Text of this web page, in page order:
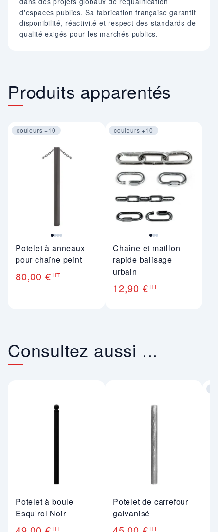
d'espaces publics. Sa fabrication française garantit
disponibilité, réactivité et respect des standards de
qualité exigés pour les marchés publics.
Produits apparentés
couleurs +10
Image 1 sur 4
Potelet à anneaux
pour chaîne peint
80,00 € HT
couleurs +10
Chaîne et maillon
rapide balisage
urbain
12,90 € HT
Consultez aussi ...
Potelet à boule
Esquirol Noir
HT
Potelet de carrefour
galvanisé
HT